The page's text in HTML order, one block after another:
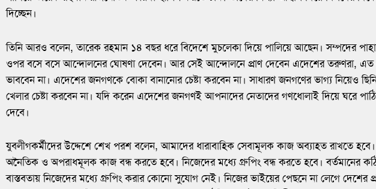
দিচ্ছেন।
তিনি আরও বলেন, তারেক রহমান ১৪ বছর ধরে বিদেশে মুচলেকা দিয়ে পালিয়ে আছেন। সম্পদের
ওপর বসে বসে আন্দোলনের ঘোষণা দেবেন। আর সেই আন্দোলনে প্রাণ দেবেন এদেশের তরুণরা,
ভাববেন না। এদেশের জনগণকে বোকা বানানোর চেষ্টা করবেন না। সাধারণ জনগণের ভাগ্য নিয়েও
খেলার চেষ্টা করবেন না। যদি করেন এদেশের জনগণই আপনাদের নেতাদের গণধোলাই দিয়ে ঘরে
দেবে।
যুবলীগকর্মীদের উদ্দেশে শেখ পরশ বলেন, আমাদের ধারাবাহিক সেবামূলক কাজ অব্যাহত রাখতে হবে।
অনৈতিক ও অপরাধমূলক কাজ বন্ধ করতে হবে। নিজেদের মধ্যে গ্ৰুপিং বন্ধ করতে হবে। বর্তমানের
বাস্তবতায় নিজেদের মধ্যে গ্ৰুপিং করার কোনো সুযোগ নেই। নিজের ভাইয়ের পেছনে না লেগে দেশের